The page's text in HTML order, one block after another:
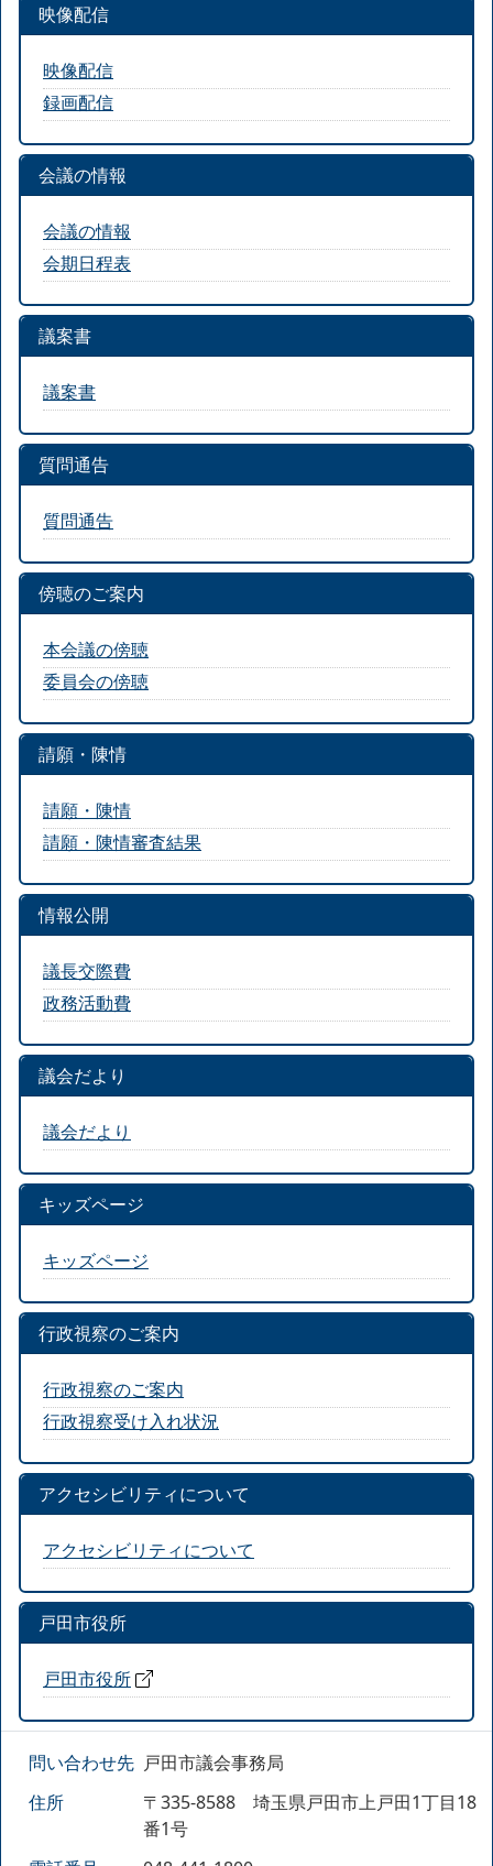
映像配信
映像配信
録画配信
会議の情報
会議の情報
会期日程表
議案書
議案書
質問通告
質問通告
傍聴のご案内
本会議の傍聴
委員会の傍聴
請願・陳情
請願・陳情
請願・陳情審査結果
情報公開
議長交際費
政務活動費
議会だより
議会だより
キッズページ
キッズページ
行政視察のご案内
行政視察のご案内
行政視察受け入れ状況
アクセシビリティについて
アクセシビリティについて
戸田市役所
戸田市役所
問い合わせ先 戸田市議会事務局
住所
〒335-8588 埼玉県戸田市上戸田1丁目18
番1号